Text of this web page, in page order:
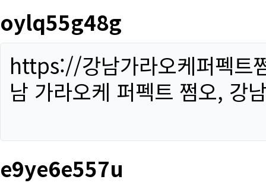
oylq55g48g
https://강남가라오케퍼펙트
남 가라오케 퍼펙트 쩜오, 강
e9ye6e557u